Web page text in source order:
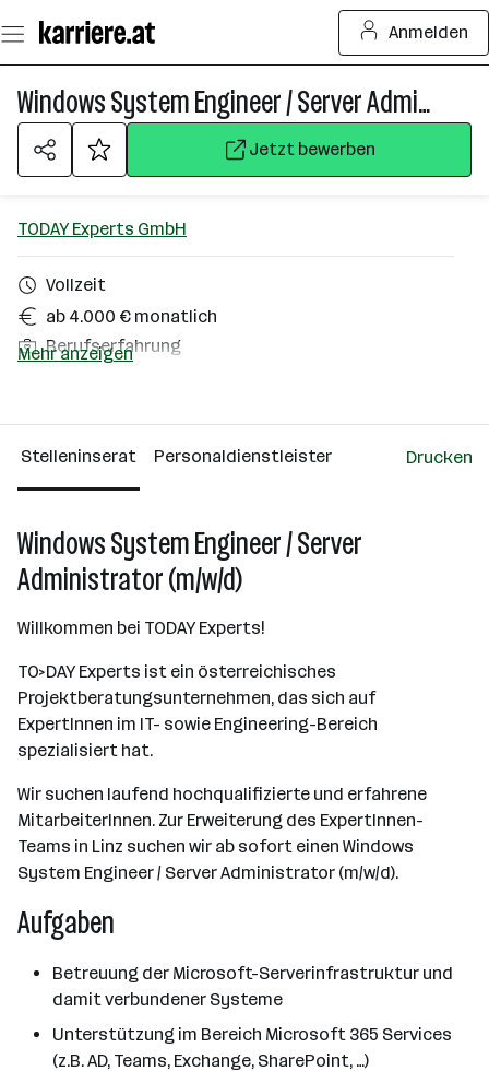
Seiteninhalt
springen
Anmelden
Windows System Engineer / Server Administrator (m/w/d)
Jetzt bewerben
TODAY Experts GmbH
Vollzeit
ab 4.000 € monatlich
Berufserfahrung
Mehr anzeigen
Stelleninserat Personaldienstleister Drucken
Windows System Engineer / Server
Administrator (m/w/d)
Willkommen bei TODAY Experts!
TO>DAY Experts ist ein österreichisches
Projektberatungsunternehmen, das sich auf
ExpertInnen im IT- sowie Engineering-Bereich
spezialisiert hat.
Wir suchen laufend hochqualifizierte und erfahrene
MitarbeiterInnen. Zur Erweiterung des ExpertInnen-
Teams in Linz suchen wir ab sofort einen Windows
System Engineer / Server Administrator (m/w/d).
Aufgaben
Betreuung der Microsoft-Serverinfrastruktur und
damit verbundener Systeme
Unterstützung im Bereich Microsoft 365 Services
(z.B. AD, Teams, Exchange, SharePoint, …)